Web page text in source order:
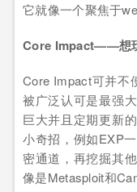
它就像一个聚焦于
Core Impact——想
Core Impact可并不
被广泛认可是最强
巨大并且定期更新
小奇招，例如EXP
密通道，再挖掘其
像是Metasploit和